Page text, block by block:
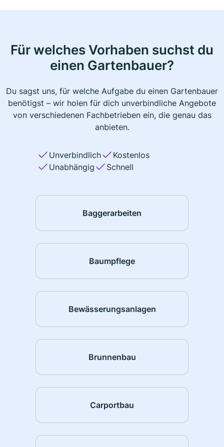
Für welches Vorhaben suchst du
einen Gartenbauer?
Du sagst uns, für welche Aufgabe du einen Gartenbauer
benötigst – wir holen für dich unverbindliche Angebote
von verschiedenen Fachbetrieben ein, die genau das
anbieten.
Unverbindlich
Kostenlos
Unabhängig
Schnell
Baggerarbeiten
Baumpflege
Bewässerungsanlagen
Brunnenbau
Carportbau